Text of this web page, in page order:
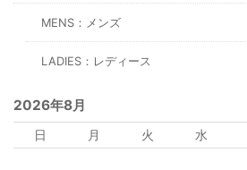
MENS：メンズ
LADIES：レディース
2026年8月
日 月 火 水